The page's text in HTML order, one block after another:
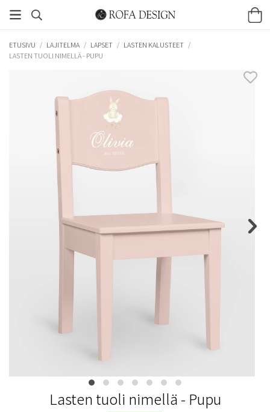
ETUSIVU / LAJITELMA / LAPSET / LASTEN KALUSTEET /
LASTEN TUOLI NIMELLÄ - PUPU
Lasten tuoli nimellä - Pupu